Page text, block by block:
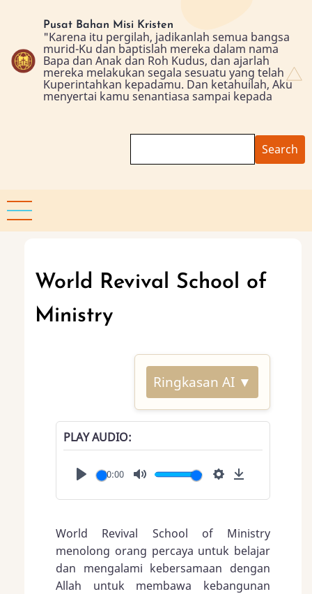
content
Pusat Bahan Misi Kristen
"Karena itu pergilah, jadikanlah semua bangsa
murid-Ku dan baptislah mereka dalam nama
Bapa dan Anak dan Roh Kudus, dan ajarlah
mereka melakukan segala sesuatu yang telah
Kuperintahkan kepadamu. Dan ketahuilah, Aku
menyertai kamu senantiasa sampai kepada
World Revival School of
Ministry
Ringkasan AI ▼
PLAY AUDIO
00:00
World Revival School of Ministry
menolong orang percaya untuk belajar
dan mengalami kebersamaan dengan
Allah untuk membawa kebangunan